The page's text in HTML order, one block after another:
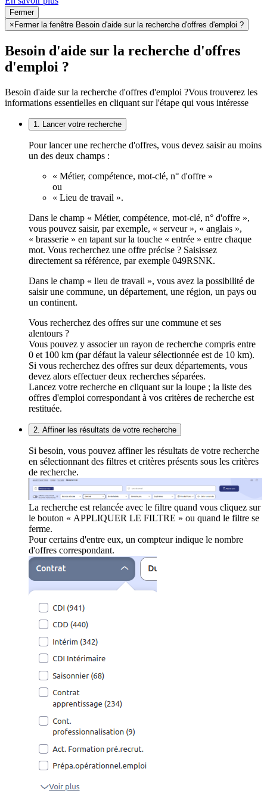
Fermer
× Fermer la fenêtre Besoin d'aide sur la recherche d'offres d'emploi ?
Besoin d'aide sur la recherche d'offres
d'emploi ?
Besoin d'aide sur la recherche d'offres d'emploi ?Vous trouverez les
informations essentielles en cliquant sur l'étape qui vous intéresse
1. Lancer votre recherche
Pour lancer une recherche d'offres, vous devez saisir au moins
un des deux champs :
« Métier, compétence, mot-clé, n° d'offre »
ou
« Lieu de travail ».
Dans le champ « Métier, compétence, mot-clé, n° d'offre »,
vous pouvez saisir, par exemple, « serveur », « anglais »,
« brasserie » en tapant sur la touche « entrée » entre chaque
mot. Vous recherchez une offre précise ? Saisissez
directement sa référence, par exemple 049RSNK.
Dans le champ « lieu de travail », vous avez la possibilité de
saisir une commune, un département, une région, un pays ou
un continent.
Vous recherchez des offres sur une commune et ses
alentours ?
Vous pouvez y associer un rayon de recherche compris entre
0 et 100 km (par défaut la valeur sélectionnée est de 10 km).
Si vous recherchez des offres sur deux départements, vous
devez alors effectuer deux recherches séparées.
Lancez votre recherche en cliquant sur la loupe ; la liste des
offres d'emploi correspondant à vos critères de recherche est
restituée.
2. Affiner les résultats de votre recherche
Si besoin, vous pouvez affiner les résultats de votre recherche
en sélectionnant des filtres et critères présents sous les critères
de recherche.
La recherche est relancée avec le filtre quand vous cliquez sur
le bouton « APPLIQUER LE FILTRE » ou quand le filtre se
ferme.
Pour certains d'entre eux, un compteur indique le nombre
d'offres correspondant.